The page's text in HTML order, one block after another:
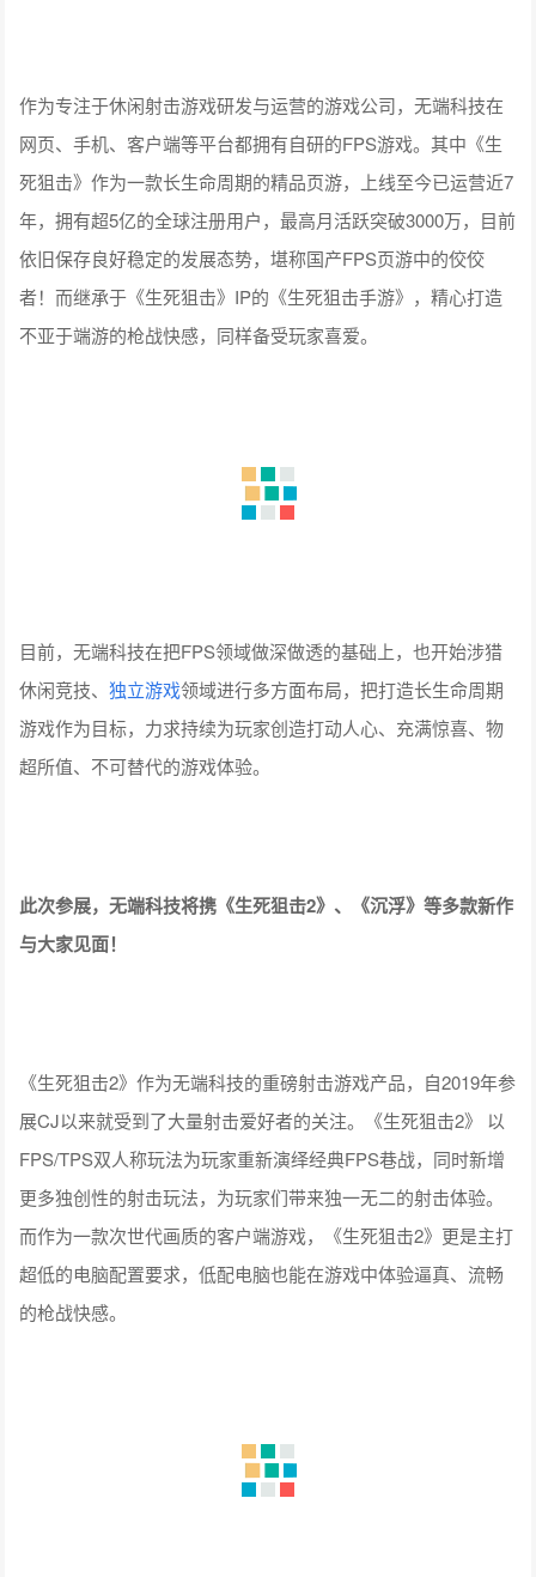
作为专注于休闲射击游戏研发与运营的游戏公司，无端科技在
网页、手机、客户端等平台都拥有自研的FPS游戏。其中《生
死狙击》作为一款长生命周期的精品页游，上线至今已运营近7
年，拥有超5亿的全球注册用户，最高月活跃突破3000万，目前
依旧保存良好稳定的发展态势，堪称国产FPS页游中的佼佼
者！而继承于《生死狙击》IP的《生死狙击手游》，精心打造
不亚于端游的枪战快感，同样备受玩家喜爱。
目前，无端科技在把FPS领域做深做透的基础上，也开始涉猎
休闲竞技、独立游戏领域进行多方面布局，把打造长生命周期
游戏作为目标，力求持续为玩家创造打动人心、充满惊喜、物
超所值、不可替代的游戏体验。
此次参展，无端科技将携《生死狙击2》、《沉浮》等多款新作
与大家见面！
《生死狙击2》作为无端科技的重磅射击游戏产品，自2019年参
展CJ以来就受到了大量射击爱好者的关注。《生死狙击2》 以
FPS/TPS双人称玩法为玩家重新演绎经典FPS巷战，同时新增
更多独创性的射击玩法，为玩家们带来独一无二的射击体验。
而作为一款次世代画质的客户端游戏，《生死狙击2》更是主打
超低的电脑配置要求，低配电脑也能在游戏中体验逼真、流畅
的枪战快感。